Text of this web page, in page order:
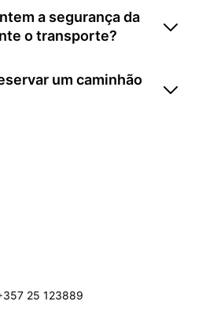
a segurança da
o transporte?
um caminhão
25 123889